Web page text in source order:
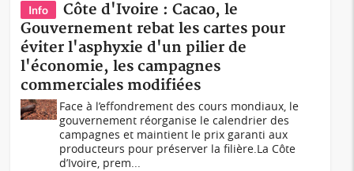
Info
Côte d'Ivoire : Cacao, le
Gouvernement rebat les cartes pour
éviter l'asphyxie d'un pilier de
l'économie, les campagnes
commerciales modifiées
Face à l’effondrement des cours mondiaux, le
gouvernement réorganise le calendrier des
campagnes et maintient le prix garanti aux
producteurs pour préserver la filière.La Côte
d’Ivoire, prem...